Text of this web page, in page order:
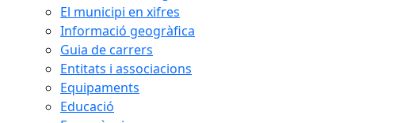
El municipi en xifres
Informació geogràfica
Guia de carrers
Entitats i associacions
Equipaments
Educació